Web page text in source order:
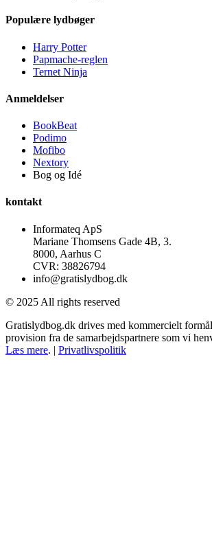
Populære lydbøger
Harry Potter
Papmache-reglen
Ternet Ninja
Anmeldelser
BookBeat
Podimo
Mofibo
Nextory
Bog og Idé
kontakt
Informateq ApS
Mariane Thomsens Gade 4B, 3.
8000, Aarhus C
CVR: 38826794
info@gratislydbog.dk
© 2025 All rights reserved
Gratislydbog.dk drives med kommercielt
provision fra de samarbejdspartnere som vi
Læs mere. | Privatlivspolitik